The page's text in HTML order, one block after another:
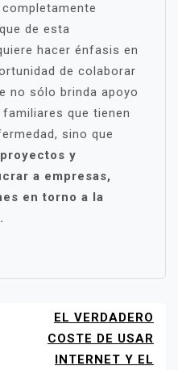
de esta
hacer énfasis en
de colaborar
no sólo brinda apoyo
que tienen
sino que
proyectos y
a empresas,
en torno a la
EL VERDADERO
COSTE DE USAR
INTERNET Y EL